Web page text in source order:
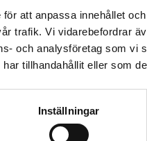
att anpassa innehållet
trafik. Vi vidarebefordrar
och analysföretag som vi
tillhandahållit eller som
Inställningar